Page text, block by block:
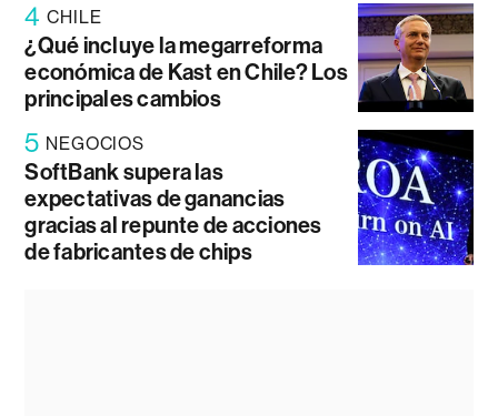
4 CHILE
¿Qué incluye la megarreforma
económica de Kast en Chile? Los
principales cambios
5 NEGOCIOS
SoftBank supera las
expectativas de ganancias
gracias al repunte de acciones
de fabricantes de chips